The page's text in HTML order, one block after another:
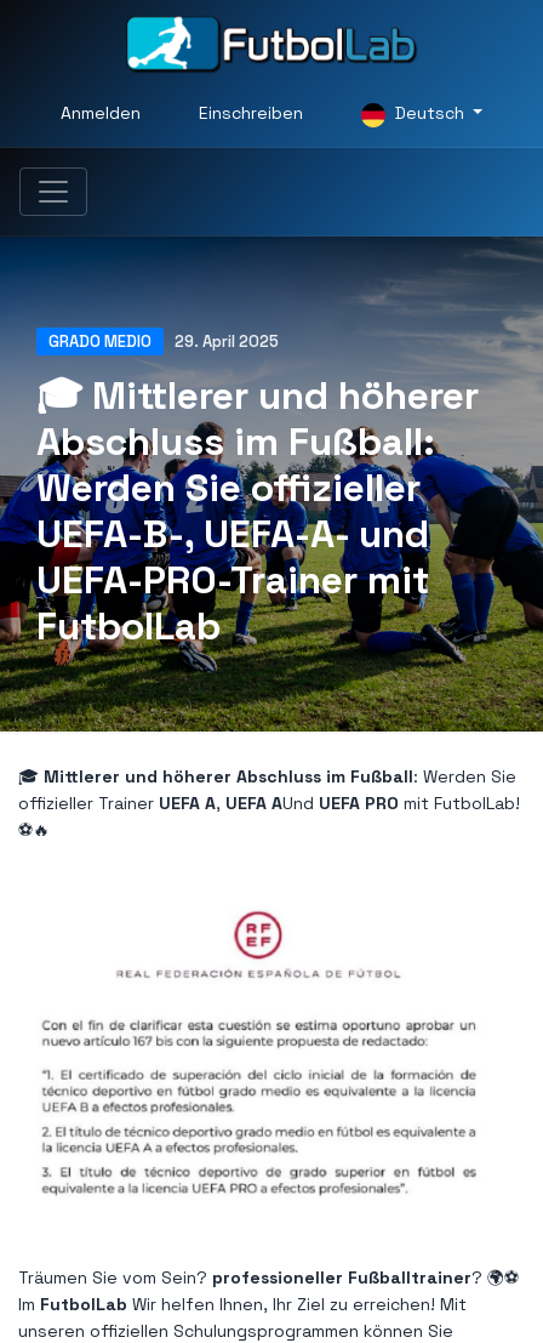
Anmelden Einschreiben Deutsch
GRADO MEDIO 29. April 2025
🎓 Mittlerer und höherer
Abschluss im Fußball:
Werden Sie offizieller
UEFA-B-, UEFA-A- und
UEFA-PRO-Trainer mit
FutbolLab
🎓 Mittlerer und höherer Abschluss im Fußball: Werden Sie
offizieller Trainer UEFA A, UEFA AUnd UEFA PRO mit FutbolLab!
⚽🔥
Träumen Sie vom Sein? professioneller Fußballtrainer? 🌍⚽
Im FutbolLab Wir helfen Ihnen, Ihr Ziel zu erreichen! Mit
unseren offiziellen Schulungsprogrammen können Sie